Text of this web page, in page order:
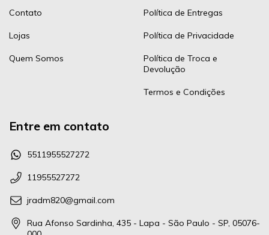
Contato
Lojas
Quem Somos
Política de Entregas
Política de Privacidade
Política de Troca e
Devolução
Termos e Condições
Entre em contato
5511955527272
11955527272
jradm820@gmail.com
Rua Afonso Sardinha, 435 - Lapa - São Paulo - SP, 05076-